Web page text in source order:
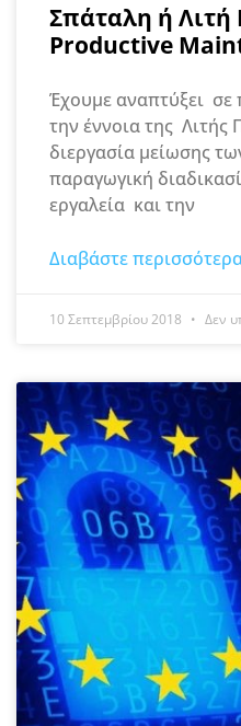
Σπάταλη ή
Productive
Έχουμε αναπτύξει
την έννοια της
διεργασία μείωσης
παραγωγική
εργαλεία και την
Διαβάστε
10 Σεπτεμβρίου 2018 Δεν